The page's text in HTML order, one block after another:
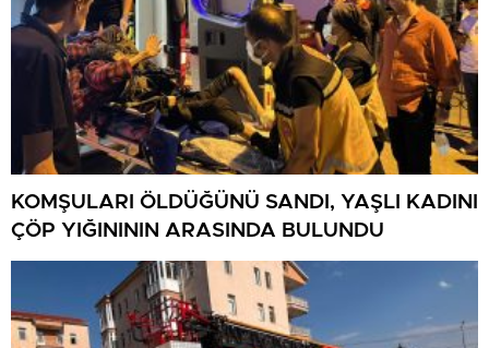
KOMŞULARI ÖLDÜĞÜNÜ SANDI, YAŞLI KADINI
ÇÖP YIĞINININ ARASINDA BULUNDU